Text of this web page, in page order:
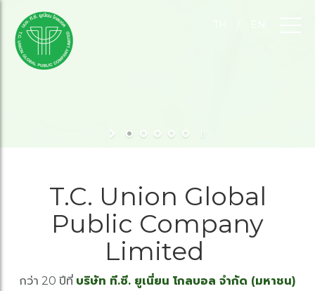
T.C. Union Global
Public Company
Limited
กว่า 20 ปีที่ บริษัท ที.ซี. ยูเนี่ยน โกลบอล จำกัด (มหาชน)